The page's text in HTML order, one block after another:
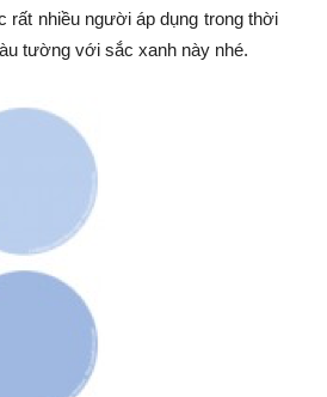
nhiều người áp dụng trong thời
tường với sắc xanh này nhé.